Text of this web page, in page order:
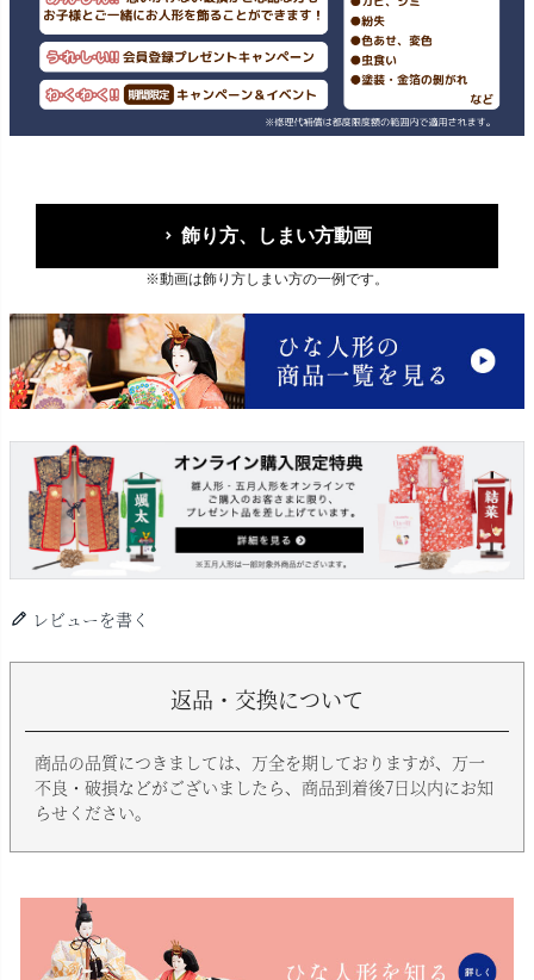
飾り方、しまい方動画
※動画は飾り方しまい方の一例です。
レビューを書く
返品・交換について
商品の品質につきましては、万全を期しておりますが、万一
不良・破損などがございましたら、商品到着後7日以内にお知
らせください。